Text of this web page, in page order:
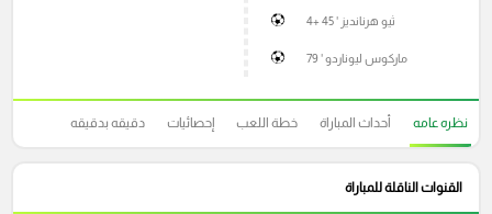
ثيو هرنانديز ' 45 +4
ماركوس ليوناردو ' 79
نظره عامه أحداث المباراة خطة اللعب إحصائيات دقيقه بدقيقه
القنوات الناقلة للمباراة